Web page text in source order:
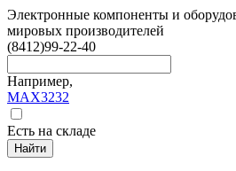
Электронные компоненты и
мировых производителей
(8412)99-22-40
Например,
MAX3232
Есть на складе
Найти